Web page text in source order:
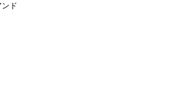
ンド